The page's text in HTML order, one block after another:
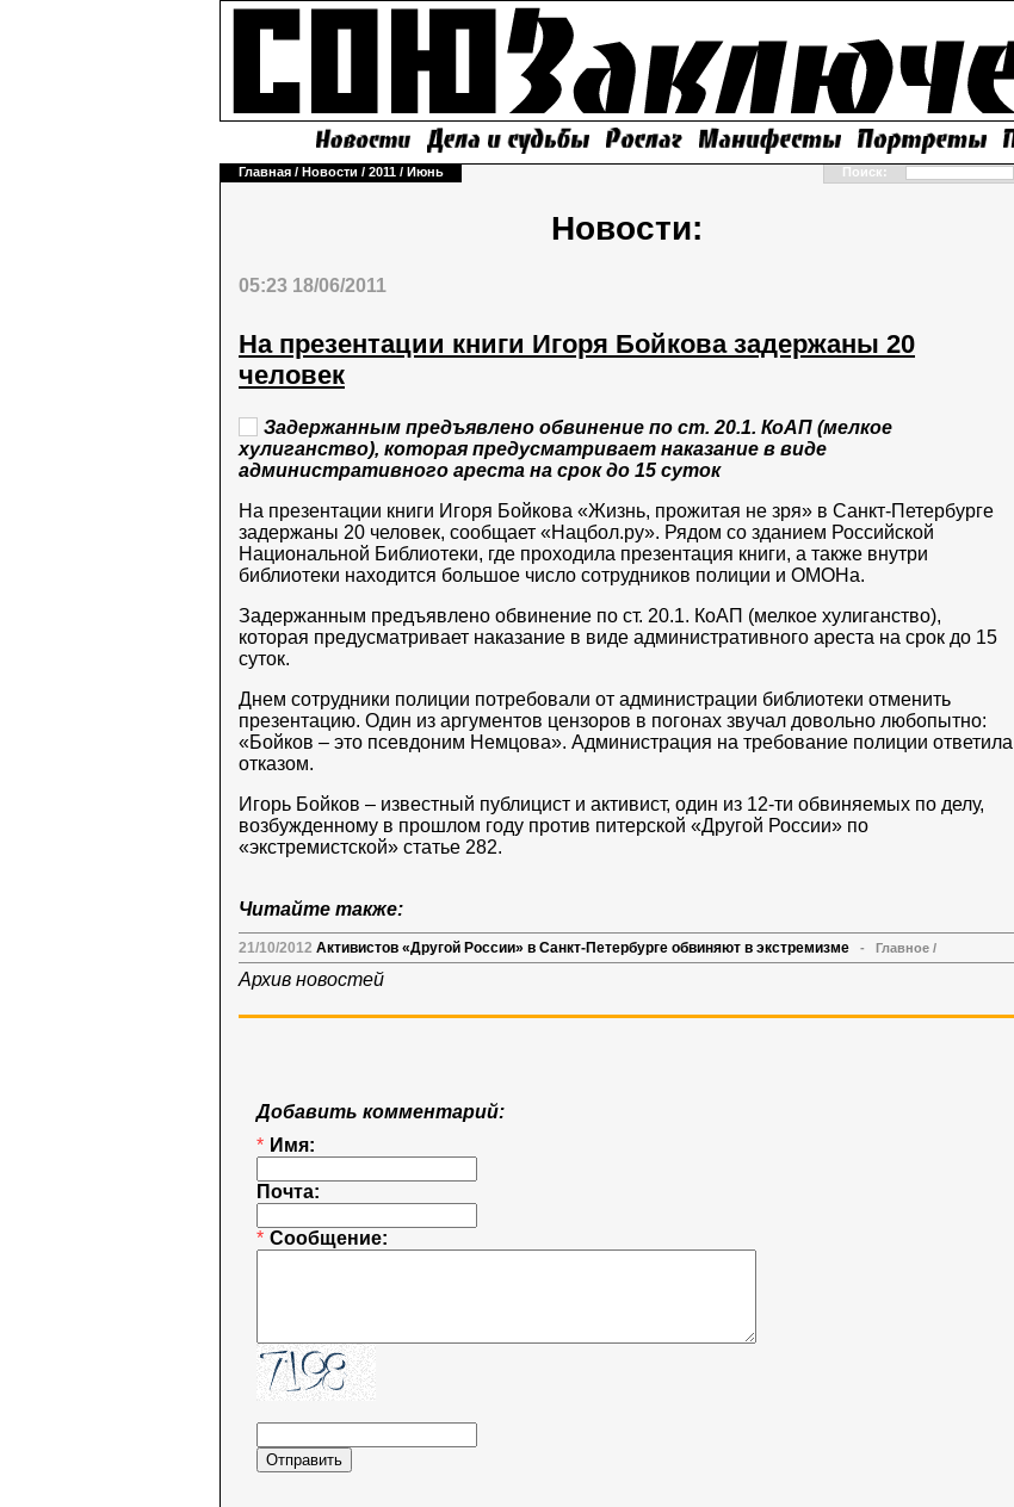
Главная / Новости / 2011 / Июнь Поиск:
Новости:
05:23 18/06/2011
На презентации книги Игоря Бойкова задержаны 20
человек
Задержанным предъявлено обвинение по ст. 20.1. КоАП (мелкое
хулиганство), которая предусматривает наказание в виде
административного ареста на срок до 15 суток
На презентации книги Игоря Бойкова «Жизнь, прожитая не зря» в Санкт-Петербурге
задержаны 20 человек, сообщает «Нацбол.ру». Рядом со зданием Российской
Национальной Библиотеки, где проходила презентация книги, а также внутри
библиотеки находится большое число сотрудников полиции и ОМОНа.
Задержанным предъявлено обвинение по ст. 20.1. КоАП (мелкое хулиганство),
которая предусматривает наказание в виде административного ареста на срок до 15
суток.
Днем сотрудники полиции потребовали от администрации библиотеки отменить
презентацию. Один из аргументов цензоров в погонах звучал довольно любопытно:
«Бойков – это псевдоним Немцова». Администрация на требование полиции ответила
отказом.
Игорь Бойков – известный публицист и активист, один из 12-ти обвиняемых по делу,
возбужденному в прошлом году против питерской «Другой России» по
«экстремистской» статье 282.
Читайте также:
21/10/2012 Активистов «Другой России» в Санкт-Петербурге обвиняют в экстремизме - Главное /
Архив новостей
Добавить комментарий:
* Имя:
Почта:
* Сообщение: